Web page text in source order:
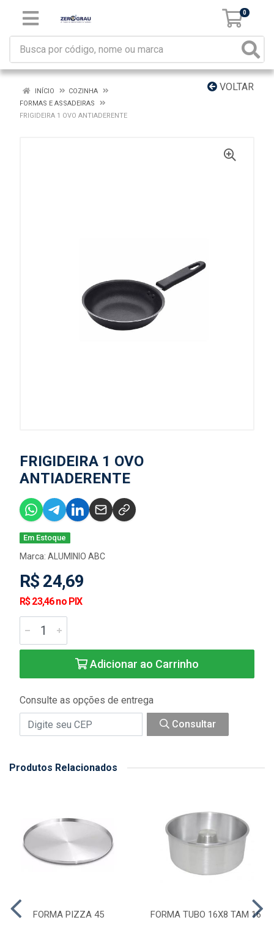
0
VOLTAR
INÍCIO
COZINHA
FORMAS E ASSADEIRAS
FRIGIDEIRA 1 OVO ANTIADERENTE
FRIGIDEIRA 1 OVO
ANTIADERENTE
Em Estoque
Marca: ALUMINIO ABC
R$ 24,69
R$ 23,46 no PIX
Adicionar ao Carrinho
Consulte as opções de entrega
Consultar
Produtos Relacionados
FORMA PIZZA 45 FORMA TUBO 16X8 TAM 16